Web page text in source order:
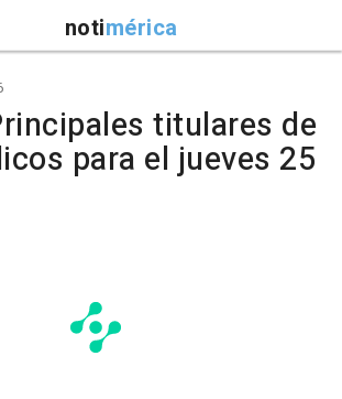
notimérica
titulares de
para el jueves 25